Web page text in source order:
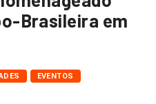
Brasileira em
EVENTOS